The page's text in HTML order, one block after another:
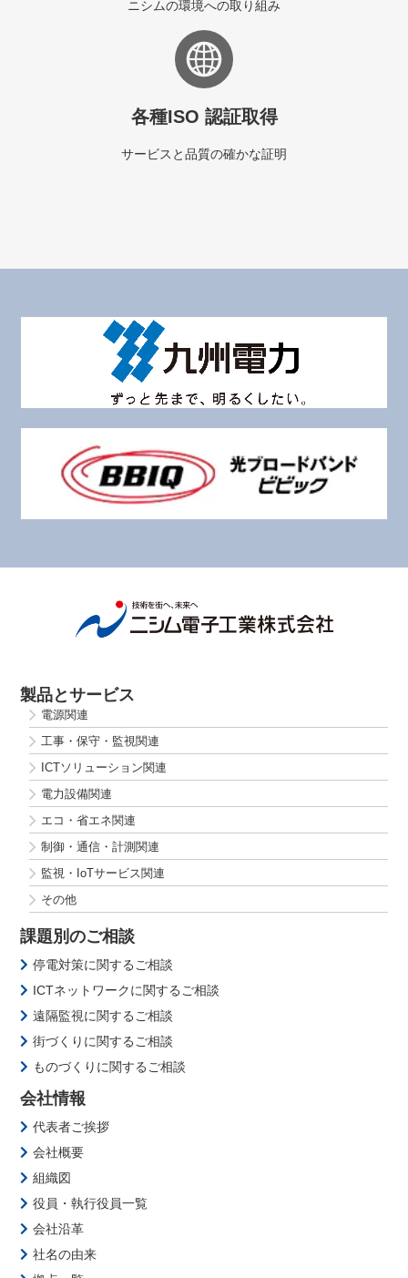
ニシムの環境への取り組み
各種ISO 認証取得
サービスと品質の確かな証明
製品とサービス
電源関連
工事・保守・監視関連
ICTソリューション関連
電力設備関連
エコ・省エネ関連
制御・通信・計測関連
監視・IoTサービス関連
その他
課題別のご相談
停電対策に関するご相談
ICTネットワークに関するご相談
遠隔監視に関するご相談
街づくりに関するご相談
ものづくりに関するご相談
会社情報
代表者ご挨拶
会社概要
組織図
役員・執行役員一覧
会社沿革
社名の由来